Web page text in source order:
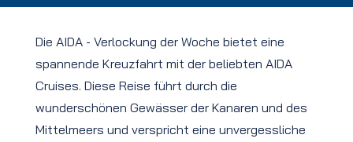
Die AIDA - Verlockung der Woche bietet eine
spannende Kreuzfahrt mit der beliebten AIDA
Cruises. Diese Reise führt durch die
wunderschönen Gewässer der Kanaren und des
Mittelmeers und verspricht eine unvergessliche